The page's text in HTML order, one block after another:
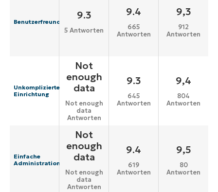
Benutzerfreundlichkeit
9.3
5 Antworten
9.4
665
Antworten
9,3
912
Antworten
Unkomplizierte
Einrichtung
Not
enough
data
Not enough
data
Antworten
9.3
645
Antworten
9,4
804
Antworten
Einfache
Administration
Not
enough
data
Not enough
data
Antworten
9.4
619
Antworten
9,5
80
Antworten